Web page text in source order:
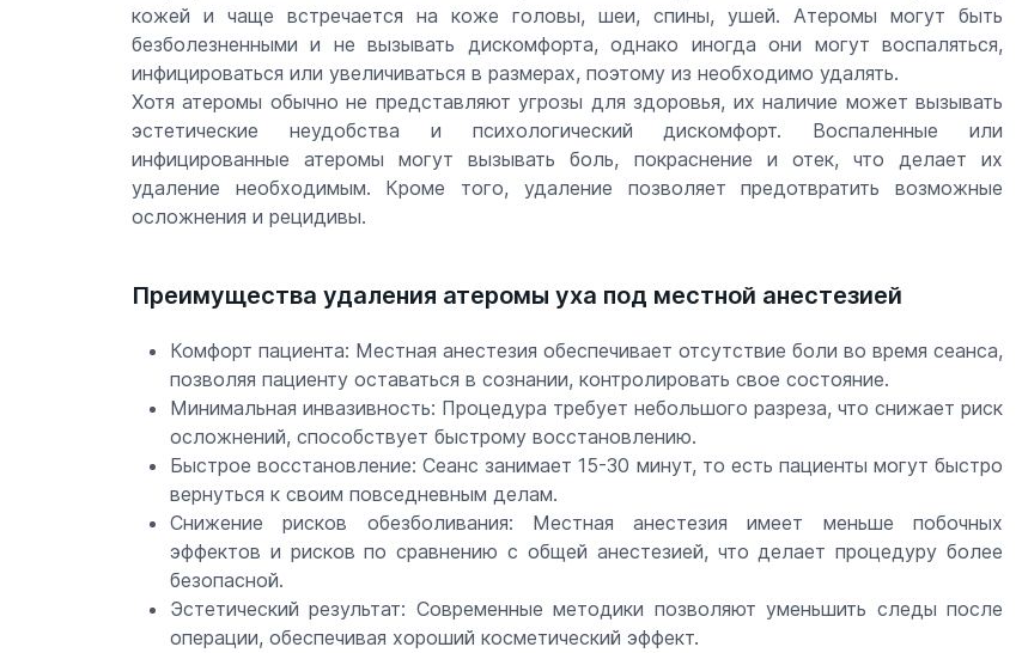
кожей и чаще встречается на коже головы, шеи, спины, ушей. Атеромы могут быть
безболезненными и не вызывать дискомфорта, однако иногда они могут воспаляться,
инфицироваться или увеличиваться в размерах, поэтому из необходимо удалять.
Хотя атеромы обычно не представляют угрозы для здоровья, их наличие может вызывать
эстетические неудобства и психологический дискомфорт. Воспаленные или
инфицированные атеромы могут вызывать боль, покраснение и отек, что делает их
удаление необходимым. Кроме того, удаление позволяет предотвратить возможные
осложнения и рецидивы.
Преимущества удаления атеромы уха под местной анестезией
Комфорт пациента: Местная анестезия обеспечивает отсутствие боли во время сеанса,
позволяя пациенту оставаться в сознании, контролировать свое состояние.
Минимальная инвазивность: Процедура требует небольшого разреза, что снижает риск
осложнений, способствует быстрому восстановлению.
Быстрое восстановление: Сеанс занимает 15-30 минут, то есть пациенты могут быстро
вернуться к своим повседневным делам.
Снижение рисков обезболивания: Местная анестезия имеет меньше побочных
эффектов и рисков по сравнению с общей анестезией, что делает процедуру более
безопасной.
Эстетический результат: Современные методики позволяют уменьшить следы после
операции, обеспечивая хороший косметический эффект.